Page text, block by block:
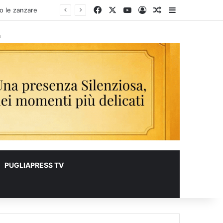
le zanzare FacebookYou TubeAccediUn articolo a
PUGLIAPRESS TV